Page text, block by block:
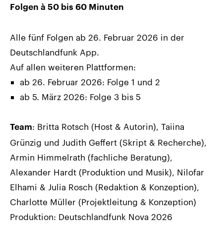
Folgen à 50 bis 60 Minuten
Alle fünf Folgen ab 26. Februar 2026 in der
Deutschlandfunk App.
Auf allen weiteren Plattformen:
ab 26. Februar 2026: Folge 1 und 2
ab 5. März 2026: Folge 3 bis 5
Team: Britta Rotsch (Host & Autorin), Taiina
Grünzig und Judith Geffert (Skript & Recherche),
Armin Himmelrath (fachliche Beratung),
Alexander Hardt (Produktion und Musik), Nilofar
Elhami & Julia Rosch (Redaktion & Konzeption),
Charlotte Müller (Projektleitung & Konzeption)
Produktion: Deutschlandfunk Nova 2026